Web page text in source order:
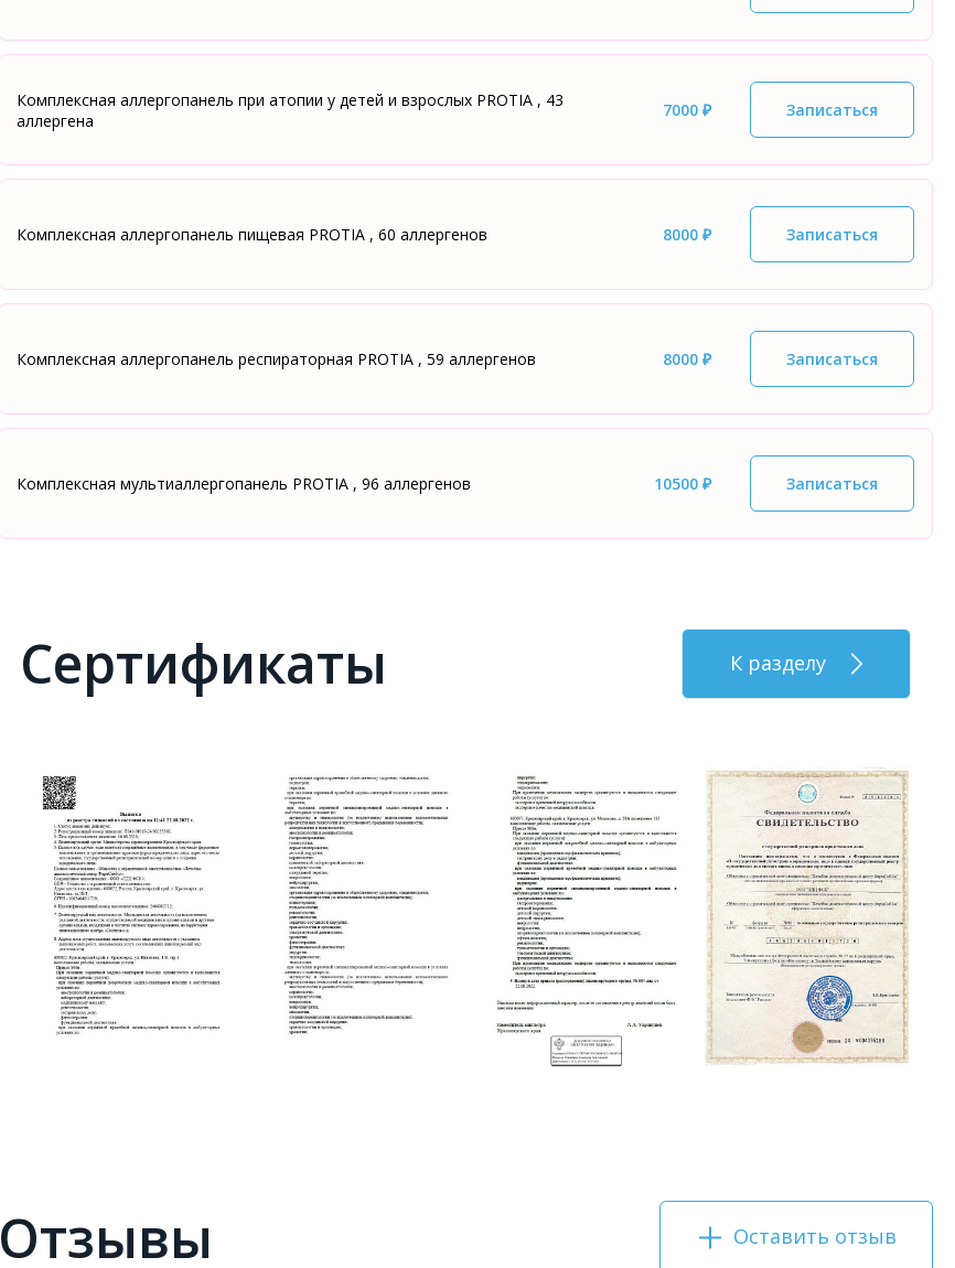
Комплексная аллергопанель при атопии у детей и взрослых PROTIA , 43
аллергена
7000 ₽ Записаться
Комплексная аллергопанель пищевая PROTIA , 60 аллергенов 8000 ₽ Записаться
Комплексная аллергопанель респираторная PROTIA , 59 аллергенов 8000 ₽ Записаться
Комплексная мультиаллергопанель PROTIA , 96 аллергенов 10500 ₽ Записаться
Сертификаты К разделу
Отзывы Оставить отзыв